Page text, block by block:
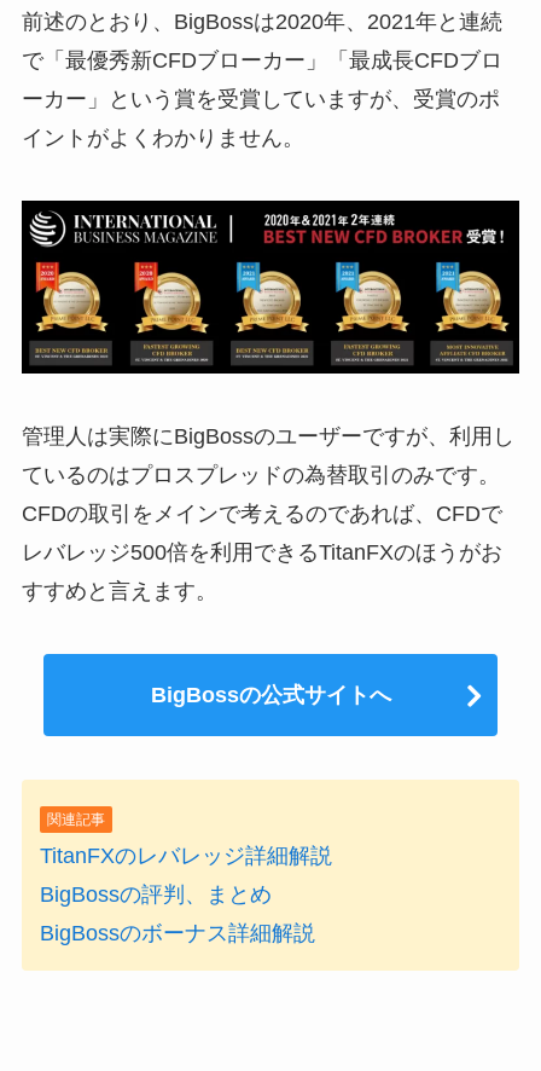
前述のとおり、BigBossは2020年、2021年と連続
で「最優秀新CFDブローカー」「最成長CFDブロ
ーカー」という賞を受賞していますが、受賞のポ
イントがよくわかりません。
管理人は実際にBigBossのユーザーですが、利用し
ているのはプロスプレッドの為替取引のみです。
CFDの取引をメインで考えるのであれば、CFDで
レバレッジ500倍を利用できるTitanFXのほうがお
すすめと言えます。
BigBossの公式サイトへ
関連記事
TitanFXのレバレッジ詳細解説
BigBossの評判、まとめ
BigBossのボーナス詳細解説